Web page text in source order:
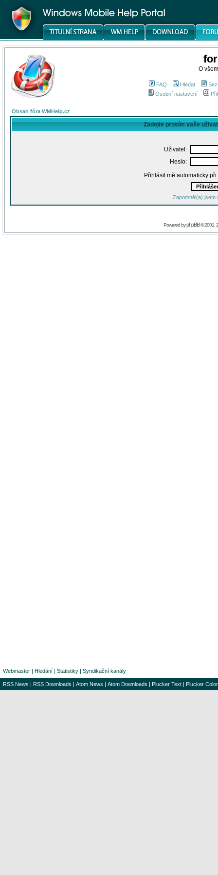
O
FAQ Hledat
Osobní nastavení
Obsah fóra WMHelp.cz
Zadejte prosím vaše
Uživatel:
Heslo:
Přihlásit mě automaticky
Zapomněl(a) jsem
Powered byphpBB© 2001,
Webmaster | Hledání | Statistiky | Syndikační kanály
RSS News | RSS Downloads | Atom News | Atom Downloads | Plucker Text | Plucker Color